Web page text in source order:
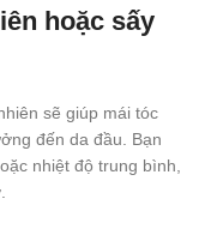
hoặc sấy
sẽ giúp mái tóc
đến da đầu. Bạn
nhiệt độ trung bình,